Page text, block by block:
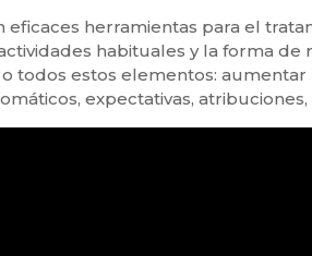
herramientas para el
habituales y la forma
todos estos elementos:
expectativas, atribuciones,